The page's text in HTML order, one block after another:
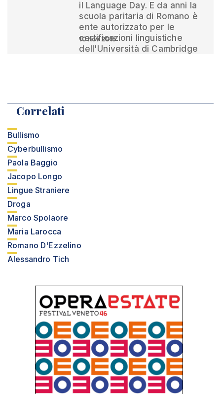
il Language Day. E da anni la
scuola paritaria di Romano è
ente autorizzato per le
certificazioni linguistiche
dell'Università di Cambridge
10 nov 2015
Correlati
Bullismo
Cyberbullismo
Paola Baggio
Jacopo Longo
Lingue Straniere
Droga
Marco Spolaore
Maria Larocca
Romano D'Ezzelino
Alessandro Tich